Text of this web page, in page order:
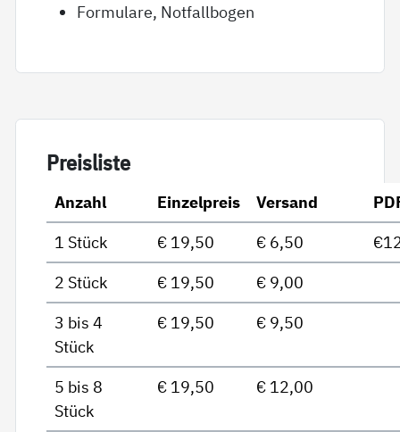
Formulare, Notfallbogen
Preis­lis­te
Anzahl Einzelpreis Versand
1 Stück
€ 19,50 € 6,50
2 Stück
€ 19,50
€ 9,00
3 bis 4
Stück
€ 19,50 € 9,50
5 bis 8
Stück
€ 19,50 € 12,00